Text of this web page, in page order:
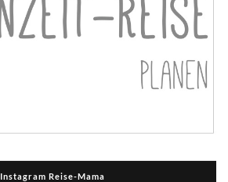
Instagram Reise-Mama